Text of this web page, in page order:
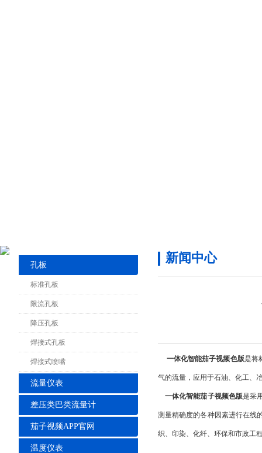
孔板
标准孔板
限流孔板
降压孔板
焊接式孔板
焊接式喷嘴
流量仪表
差压类巴类流量计
茄子视频APP官网
温度仪表
新闻中心
一体化智能茄子视频色版是将
气的流量，应用于石油、化工、
一体化智能茄子视频色版是采
测量精确度的各种因素进行在线
织、印染、化纤、环保和市政工